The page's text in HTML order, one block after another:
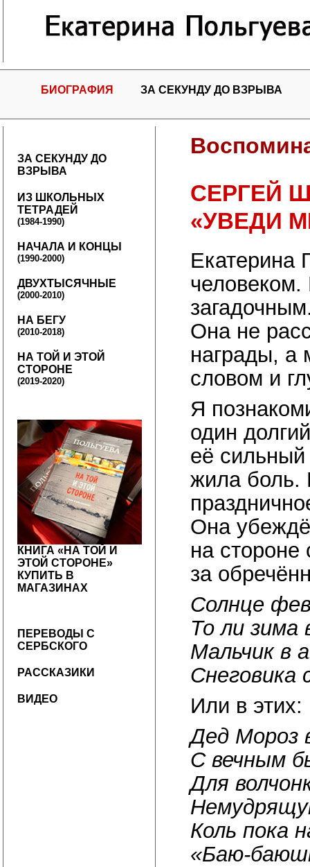
БИОГРАФИЯ ЗА СЕКУНДУ ДО ВЗРЫВА
ЗА СЕКУНДУ ДО
ВЗРЫВА
ИЗ ШКОЛЬНЫХ
ТЕТРАДЕЙ
(1984-1990)
НАЧАЛА И КОНЦЫ
(1990-2000)
ДВУХТЫСЯЧНЫЕ
(2000-2010)
НА БЕГУ
(2010-2018)
НА ТОЙ И ЭТОЙ
СТОРОНЕ
(2019-2020)
КНИГА «НА ТОЙ И
ЭТОЙ СТОРОНЕ»
КУПИТЬ В
МАГАЗИНАХ
ПЕРЕВОДЫ С
СЕРБСКОГО
РАССКАЗИКИ
ВИДЕО
СЕРГЕЙ
«УВЕДИ
Екатерина
человеком.
Она не
награды, а
словом и
Я
один
её сильный
жила боль.
Она
на
за
Солнце
То ли зима
Мальчик в
Снеговика
Или в этих:
Дед Мороз
С вечным
Для
Коль пока
«Баю-